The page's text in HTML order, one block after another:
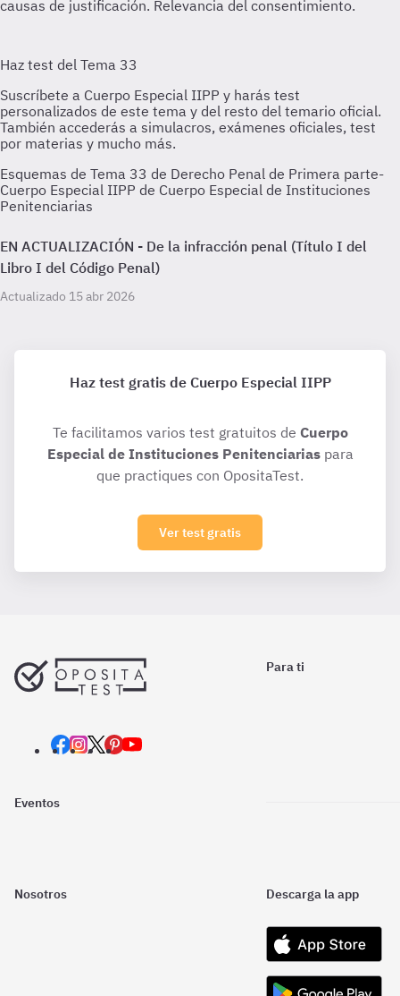
Esquemas de Tema 33 de Derecho Penal de Primera parte-
Cuerpo Especial IIPP de Cuerpo Especial de Instituciones
Penitenciarias
EN ACTUALIZACIÓN - De la infracción penal (Título I del
Libro I del Código Penal)
Actualizado 15 abr 2026
Haz test gratis de Cuerpo Especial IIPP
Te facilitamos varios test gratuitos de Cuerpo
Especial de Instituciones Penitenciariaspara
que practiques con OpositaTest.
Ver test gratis
Para ti
Eventos
Nosotros Descarga la app